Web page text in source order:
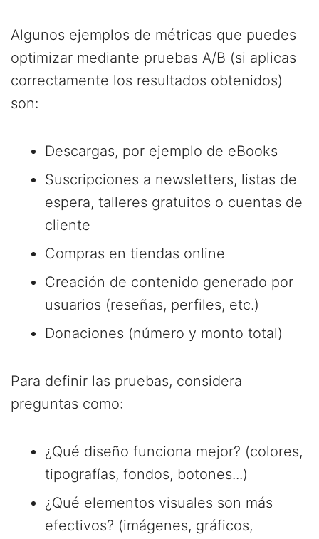
Algunos ejemplos de métricas que puedes
optimizar mediante pruebas A/B (si aplicas
correctamente los resultados obtenidos)
son:
Descargas, por ejemplo de eBooks
Suscripciones a newsletters, listas de
espera, talleres gratuitos o cuentas de
cliente
Compras en tiendas online
Creación de contenido generado por
usuarios (reseñas, perfiles, etc.)
Donaciones (número y monto total)
Para definir las pruebas, considera
preguntas como:
¿Qué diseño funciona mejor? (colores,
tipografías, fondos, botones...)
¿Qué elementos visuales son más
efectivos? (imágenes, gráficos,